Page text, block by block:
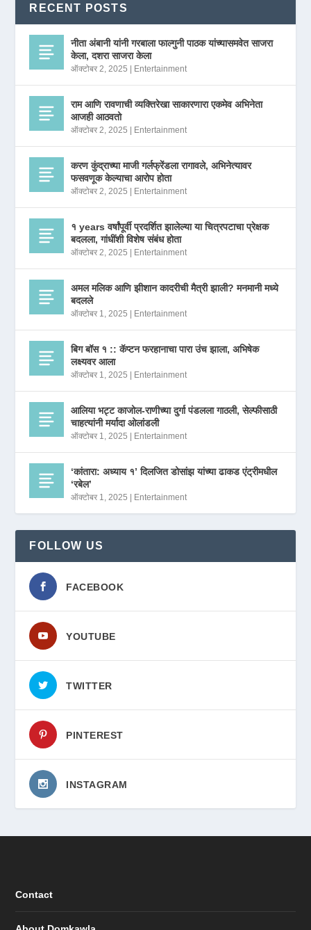
RECENT POSTS
नीता अंबानी यांनी गरबाला फाल्गुनी पाठक यांच्यासमवेत साजरा
केला, दशरा साजरा केला
ऑक्टोबर 2, 2025 Entertainment
राम आणि रावणाची व्यक्तिरेखा साकारणारा एकमेव अभिनेता
आजही आठवतो
ऑक्टोबर 2, 2025 Entertainment
करण कुंद्राच्या माजी गर्लफ्रेंडला रागावले, अभिनेत्यावर
फसवणूक केल्याचा आरोप होता
ऑक्टोबर 2, 2025 Entertainment
१ years वर्षांपूर्वी प्रदर्शित झालेल्या या चित्रपटाचा प्रेक्षक
बदलला, गांधींशी विशेष संबंध होता
ऑक्टोबर 2, 2025 Entertainment
अमल मलिक आणि झीशान कादरीची मैत्री झाली? मनमानी मध्ये
बदलले
ऑक्टोबर 1, 2025 Entertainment
बिग बॉस १ :: कॅप्टन फरहानाचा पारा उंच झाला, अभिषेक
लक्ष्यवर आला
ऑक्टोबर 1, 2025 Entertainment
आलिया भट्ट काजोल-राणीच्या दुर्गा पंडलला गाठली, सेल्फीसाठी
चाहत्यांनी मर्यादा ओलांडली
ऑक्टोबर 1, 2025 Entertainment
‘कांतारा: अध्याय १’ दिलजित डोसांझ यांच्या ढाकड एंट्रीमधील
‘रबेल’
ऑक्टोबर 1, 2025 Entertainment
FOLLOW US
FACEBOOK
YOUTUBE
TWITTER
PINTEREST
INSTAGRAM
Contact